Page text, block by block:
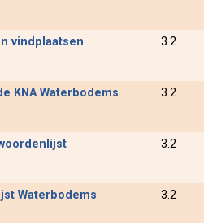
vindplaatsen 3.2
KNA Waterbodems 3.2
3.2
Waterbodems 3.2